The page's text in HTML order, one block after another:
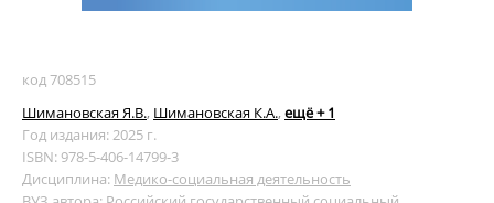
код 708515
Шимановская Я.В., Шимановская К.А., ещё + 1
Год издания: 2025 г.
ISBN: 978-5-406-14799-3
Дисциплина: Медико-социальная деятельность